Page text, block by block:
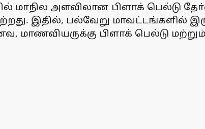
அளவிலான பிளாக் பெல்டு
இதில், பல்வேறு மாவட்டங்களில்
பிளாக் பெல்டு மற்றும்